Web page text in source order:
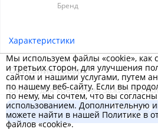
Бренд
Характеристики
Описание товара
Служит для крепления зажимов с
желобе. Материал изготовления: Ц
М – медь (указывается при
В корзину
305 ₽
Мы используем файлы «cookie», как
и третьих сторон, для улучшения
сайтом и нашими услугами, путем
по нашему веб-сайту. Если вы
по нему, мы сочтем, что вы
использованием. Дополнительную
можете найти в нашей Политике в
файлов «cookie».